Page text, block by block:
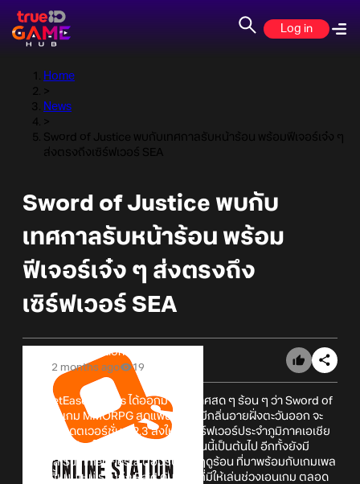
Log in
Home
>
News
>
Sword of Justice พบกับเทศกาลรับหน้าร้อน พร้อมฟีเจอร์เจ๋ง ๆ
ส่งตรงถึงเซิร์ฟเวอร์ SEA
Sword of Justice พบกับ
เทศกาลรับหน้าร้อน พร้อม
ฟีเจอร์เจ๋ง ๆ ส่งตรงถึง
เซิร์ฟเวอร์ SEA
Online Station
2 months ago
19
ทาง NetEase Games ได้ออกมาประกาศสด ๆ ร้อน ๆ ว่า Sword of
Justice เกม MMORPG สุดแฟนตาซีที่มีกลิ่นอายฝั่งตะวันออก จะ
ปล่อยอัปเดตเวอร์ชั่น 1.2.3 ลงให้กับเซิร์ฟเวอร์ประจำภูมิภาคเอเชีย
ตะวันออกเฉียงใต้ตั้งแต่วันที่ 5 มิถุนายนนี้เป็นต้นไป อีกทั้งยังมี
เทศกาล Summer Fiesta ต้อนรับช่วงฤดูร้อน ที่มาพร้อมกับเกมเพล
ย์ปาร์ตี้แบบใหม่ รวมถึง Raid ดันเจี้ยนที่มีให้เล่นช่วงเอนเกม ตลอด